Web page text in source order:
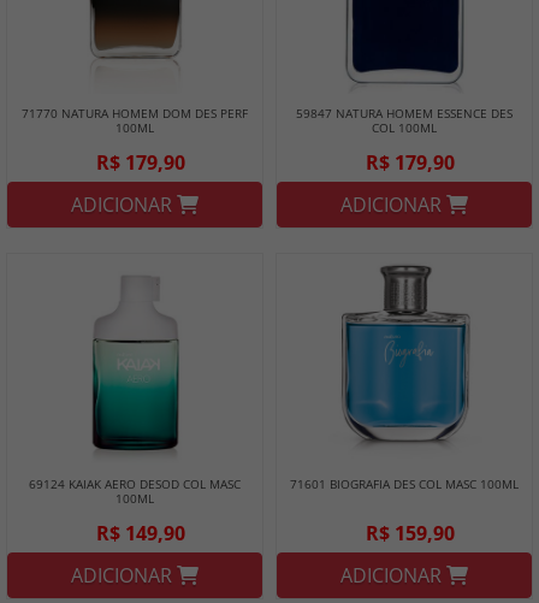
71770 NATURA HOMEM DOM DES PERF
100ML
R$ 179,90
ADICIONAR
59847 NATURA HOMEM ESSENCE DES
COL 100ML
R$ 179,90
ADICIONAR
69124 KAIAK AERO DESOD COL MASC
100ML
R$ 149,90
ADICIONAR
71601 BIOGRAFIA DES COL MASC 100ML
R$ 159,90
ADICIONAR